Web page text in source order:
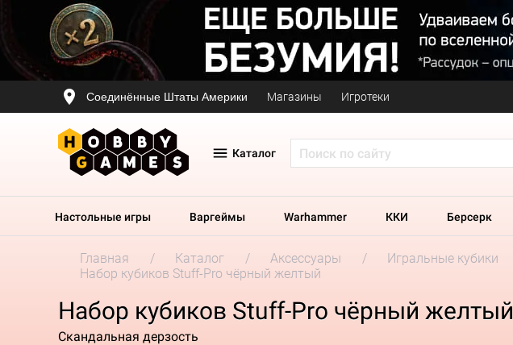
Соединённые Штаты Америки Магазины Игротеки
Каталог
Настольные игры Варгеймы Warhammer ККИ Берсерк
Главная Каталог Аксессуары Игральные кубики
Набор кубиков Stuff-Pro чёрный желтый
Набор кубиков Stuff-Pro чёрный желтый
Скандальная дерзость